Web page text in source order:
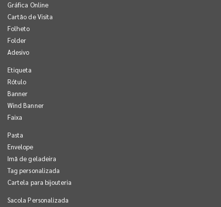
Gráfica Online
Cartão de Visita
Folheto
Folder
Adesivo
Etiqueta
Rótulo
Banner
Wind Banner
Faixa
Pasta
Envelope
Imã de geladeira
Tag personalizada
Cartela para bijouteria
Sacola Personalizada